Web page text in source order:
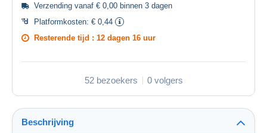
Verzending vanaf € 0,00 binnen 3 dagen
Platformkosten: € 0,44
Resterende tijd : 12 dagen 16 uur
52 bezoekers 0 volgers
Beschrijving